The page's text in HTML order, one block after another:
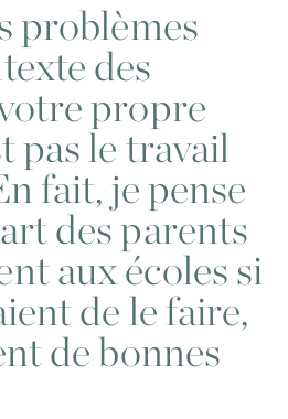
problèmes
des
propre
pas le travail
fait, je pense
des parents
aux écoles si
de le faire,
de bonnes